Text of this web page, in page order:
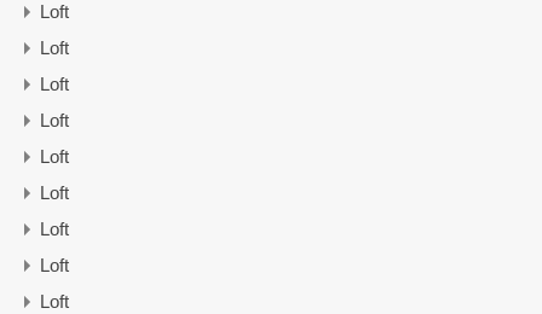
Loft
Loft
Loft
Loft
Loft
Loft
Loft
Loft
Loft